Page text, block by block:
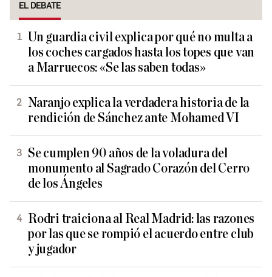
EL DEBATE
Un guardia civil explica por qué no multa a
los coches cargados hasta los topes que van
a Marruecos: «Se las saben todas»
Naranjo explica la verdadera historia de la
rendición de Sánchez ante Mohamed VI
Se cumplen 90 años de la voladura del
monumento al Sagrado Corazón del Cerro
de los Ángeles
Rodri traiciona al Real Madrid: las razones
por las que se rompió el acuerdo entre club
y jugador